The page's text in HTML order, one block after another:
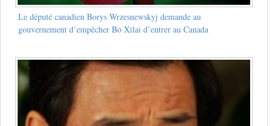
Le député canadien Borys Wrzesnewskyj demande au
gouvernement d’empêcher Bo Xilai d’entrer au Canada